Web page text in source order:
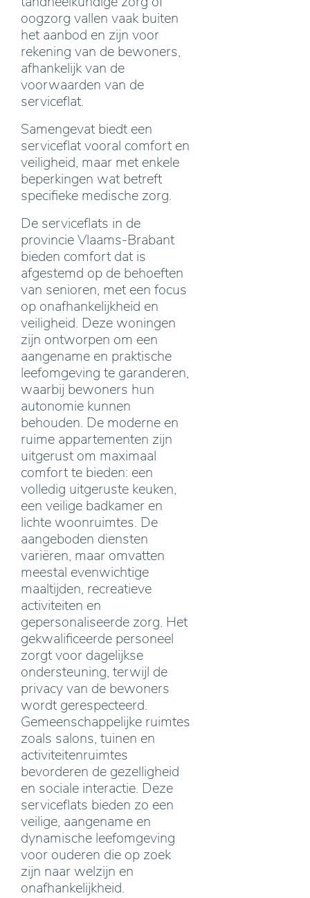
oogzorg vallen vaak buiten
het aanbod en zijn voor
rekening van de bewoners,
afhankelijk van de
voorwaarden van de
serviceflat.
Samengevat biedt een
serviceflat vooral comfort en
veiligheid, maar met enkele
beperkingen wat betreft
specifieke medische zorg.
De serviceflats in de
provincie Vlaams-Brabant
bieden comfort dat is
afgestemd op de behoeften
van senioren, met een focus
op onafhankelijkheid en
veiligheid. Deze woningen
zijn ontworpen om een
aangename en praktische
leefomgeving te garanderen,
waarbij bewoners hun
autonomie kunnen
behouden. De moderne en
ruime appartementen zijn
uitgerust om maximaal
comfort te bieden: een
volledig uitgeruste keuken,
een veilige badkamer en
lichte woonruimtes. De
aangeboden diensten
variëren, maar omvatten
meestal evenwichtige
maaltijden, recreatieve
activiteiten en
gepersonaliseerde zorg. Het
gekwalificeerde personeel
zorgt voor dagelijkse
ondersteuning, terwijl de
privacy van de bewoners
wordt gerespecteerd.
Gemeenschappelijke ruimtes
zoals salons, tuinen en
activiteitenruimtes
bevorderen de gezelligheid
en sociale interactie. Deze
serviceflats bieden zo een
veilige, aangename en
dynamische leefomgeving
voor ouderen die op zoek
zijn naar welzijn en
onafhankelijkheid.